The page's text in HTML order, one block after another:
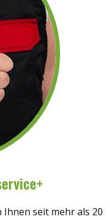
seit mehr als 20